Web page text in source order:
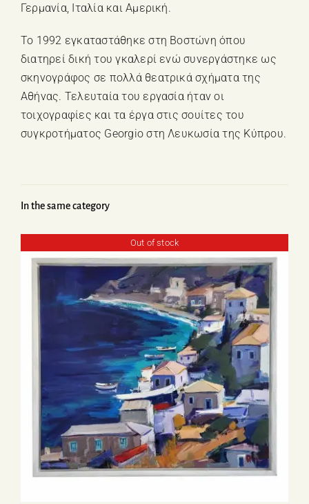
Γερμανία, Ιταλία και Αμερική.
Το 1992 εγκαταστάθηκε στη Βοστώνη όπου
διατηρεί δική του γκαλερί ενώ συνεργάστηκε ως
σκηνογράφος σε πολλά θεατρικά σχήματα της
Αθήνας. Τελευταία του εργασία ήταν οι
τοιχογραφίες και τα έργα στις σουίτες του
συγκροτήματος Georgio στη Λευκωσία της Κύπρου.
In the same category
Out of stock